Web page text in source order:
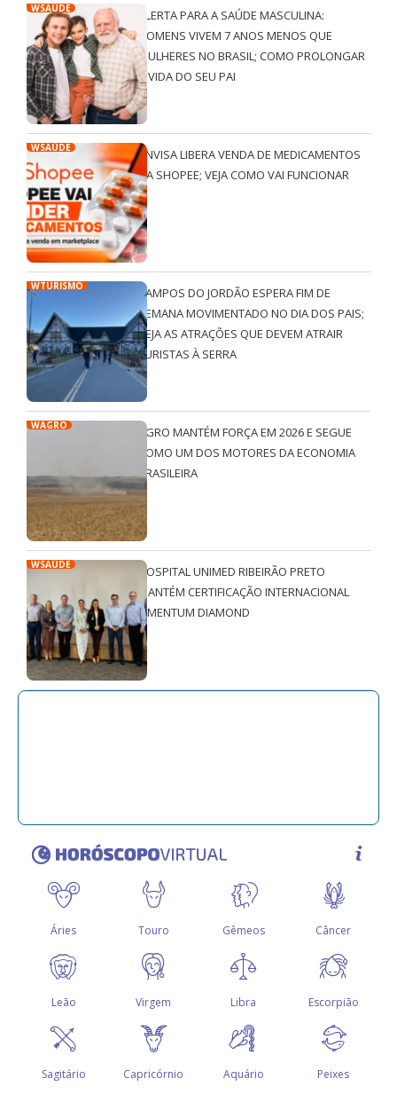
WSAÚDE
ALERTA PARA A SAÚDE MASCULINA:
HOMENS VIVEM 7 ANOS MENOS QUE
MULHERES NO BRASIL; COMO PROLONGAR
A VIDA DO SEU PAI
WSAÚDE
ANVISA LIBERA VENDA DE MEDICAMENTOS
NA SHOPEE; VEJA COMO VAI FUNCIONAR
WTURISMO
CAMPOS DO JORDÃO ESPERA FIM DE
SEMANA MOVIMENTADO NO DIA DOS PAIS;
VEJA AS ATRAÇÕES QUE DEVEM ATRAIR
TURISTAS À SERRA
WAGRO
AGRO MANTÉM FORÇA EM 2026 E SEGUE
COMO UM DOS MOTORES DA ECONOMIA
BRASILEIRA
WSAÚDE
HOSPITAL UNIMED RIBEIRÃO PRETO
MANTÉM CERTIFICAÇÃO INTERNACIONAL
QMENTUM DIAMOND